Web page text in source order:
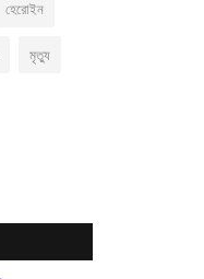
হেরোইন
মৃত্যু